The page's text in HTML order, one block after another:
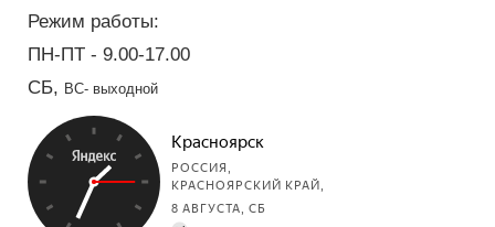
Режим работы:
ПН-ПТ - 9.00-17.00
СБ, ВС- выходной